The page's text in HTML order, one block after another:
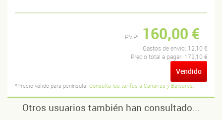
P.V.P: 160,00 €
Gastos de envío: 12,10 €
Precio total a pagar: 172,10 €
Vendido
*Precio válido para península. Consulta las tarifas a Canarias y Baleares.
Otros usuarios también han consultado...